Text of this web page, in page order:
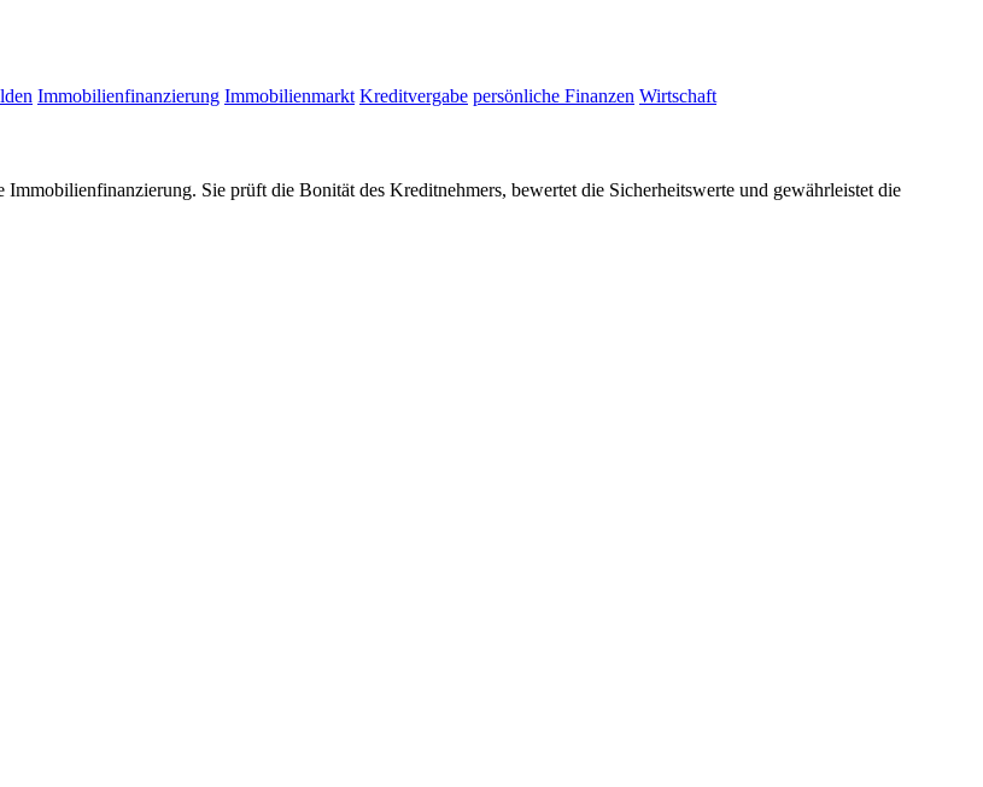
Immobilienfinanzierung Immobilienmarkt Kreditvergabe persönliche Finanzen Wirtschaft
Sie prüft die Bonität des Kreditnehmers, bewertet die Sicherheitswerte und gewährleistet die